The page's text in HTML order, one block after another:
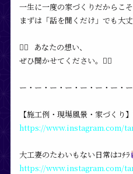
一生に一度の家づくりだからこそ
まずは「話を聞くだけ」でも大丈
❁⃘ あなたの想い、
ぜひ聞かせてください。❁⃘
ー・ー・ー・ー・ー・ー・ー・ー
【施工例・現場風景・家づくり
https://www.instagram.com/
大工妻‍のたわいもない日常はｺﾁﾗ‍
https://www.instagram.com/